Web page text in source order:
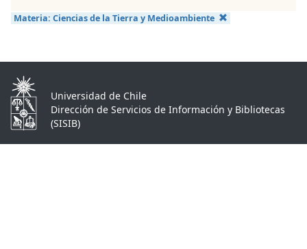
Materia: Ciencias de la Tierra y Medioambiente
Universidad de Chile
Dirección de Servicios de Información y Bibliotecas
(SISIB)